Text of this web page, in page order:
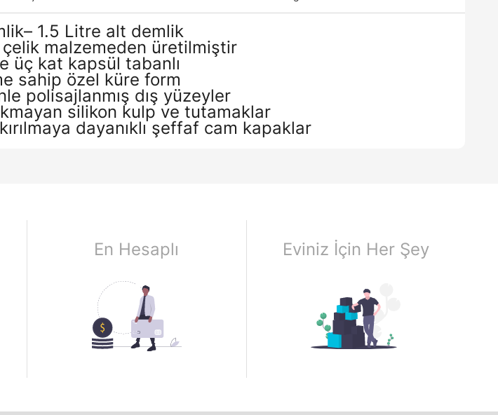
1.5 Litre alt demlik
malzemeden üretilmiştir
üç kat kapsül tabanlı
sahip özel küre form
polisajlanmış dış yüzeyler
silikon kulp ve tutamaklar
dayanıklı şeffaf cam kapaklar
En Hesaplı Eviniz İçin Her Şey